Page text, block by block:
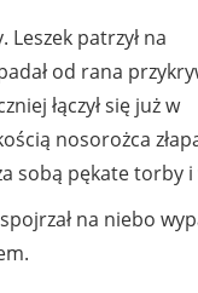
patrzył na
od rana
łączył się już w
nosorożca
sobą pękate torby i
na niebo